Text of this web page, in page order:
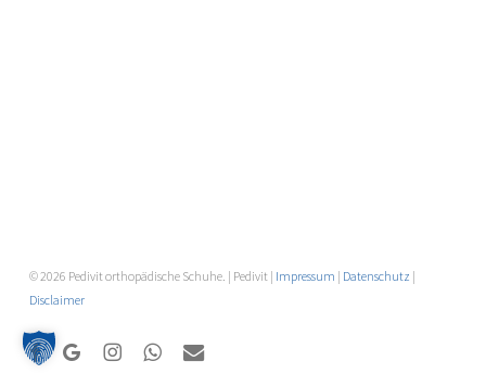
© 2026 Pedivit orthopädische Schuhe. | Pedivit | Impressum | Datenschutz |
Disclaimer
facebookgoogle-
instagramwhatsappemail